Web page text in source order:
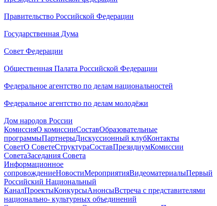
Правительство Российской Федерации
Государственная Дума
Совет Федерации
Общественная Палата Российской Федерации
Федеральное агентство по делам национальностей
Федеральное агентство по делам молодёжи
Дом народов России
КомиссияО комиссииСоставОбразовательные
программыПартнерыДискуссионный клубКонтакты
СоветО СоветеСтруктураСоставПрезидиумКомиссии
СоветаЗаседания Совета
Информационное
сопровождениеНовостиМероприятияВидеоматериалыПервый
Российский Национальный
КаналПроектыКонкурсыАнонсыВстреча с представителями
национально- культурных объединений